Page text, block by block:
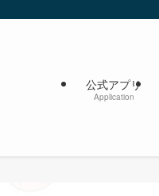
公式アプリ
Application